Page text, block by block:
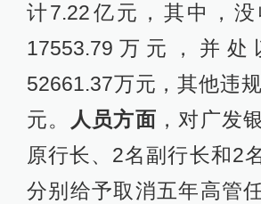
计7.22亿元，其中，
17553.79万元，并
52661.37万元，其他违
元。
人员方面 ，对广发
原行长、2名副行长和2
分别给予取消五年高管